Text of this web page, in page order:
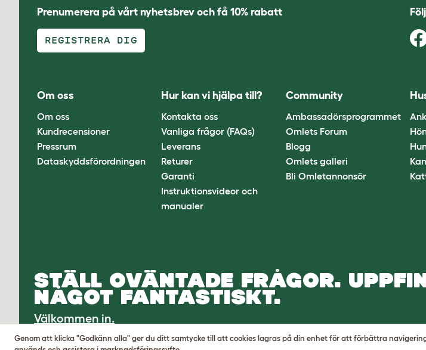
Prenumerera på vårt nyhetsbrev och få 10% rabatt
REGISTRERA DIG
Om oss
Om oss
Kundrecensioner
Pressrum
Dataskyddsförordningen
Hur kan vi hjälpa till?
Kontakta oss
Vanliga frågor (FAQs)
Leverans
Returer
Garanti
Instruktionsvideor och
manualer
Community
Ambassadörsprogrammet
Omlets Forum
Blogg
Omlets galleri
Bli Omletannonsör
STÄLL OVÄNTADE FRÅGOR.
NÅGOT FANTASTISKT.
Välkommen in.
Genom att klicka "Godkänn alla" ger du ditt samtycke till att cookies lagras på din enhet för att förbättra